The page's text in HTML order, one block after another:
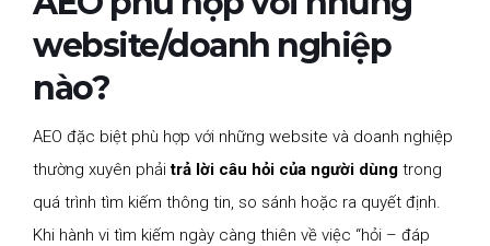
website/doanh nghiệp
nào?
AEO đặc biệt phù hợp với những website và doanh nghiệp
thường xuyên phảitrả lời câu hỏi của người dùng trong
quá trình tìm kiếm thông tin, so sánh hoặc ra quyết định.
Khi hành vi tìm kiếm ngày càng thiên về việc “hỏi – đáp